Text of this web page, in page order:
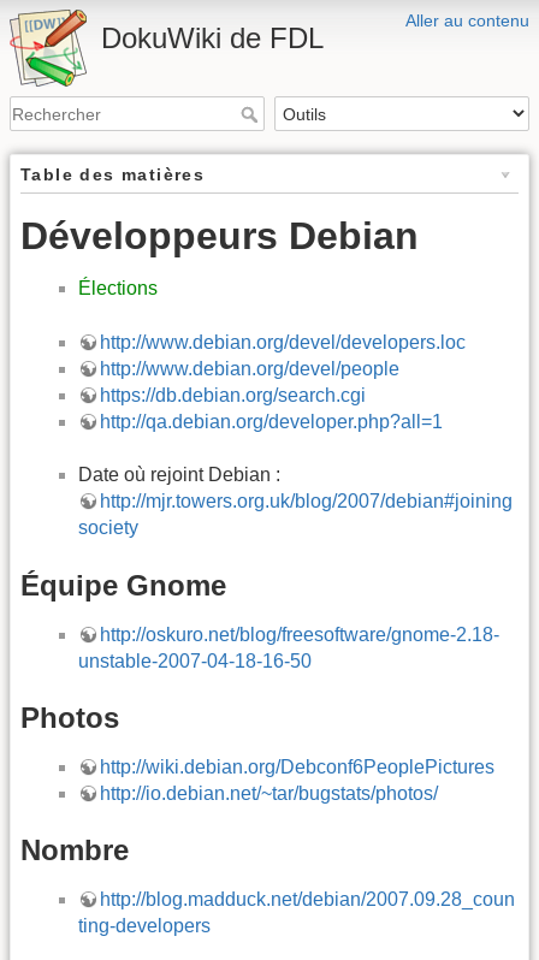
Aller au contenu
DokuWiki de FDL
Table des matières
Développeurs Debian
Élections
http://www.debian.org/devel/developers.loc
http://www.debian.org/devel/people
https://db.debian.org/search.cgi
http://qa.debian.org/developer.php?all=1
Date où rejoint Debian :
http://mjr.towers.org.uk/blog/2007/debian#joining
society
Équipe Gnome
http://oskuro.net/blog/freesoftware/gnome-2.18-
unstable-2007-04-18-16-50
Photos
http://wiki.debian.org/Debconf6PeoplePictures
http://io.debian.net/~tar/bugstats/photos/
Nombre
http://blog.madduck.net/debian/2007.09.28_coun
ting-developers